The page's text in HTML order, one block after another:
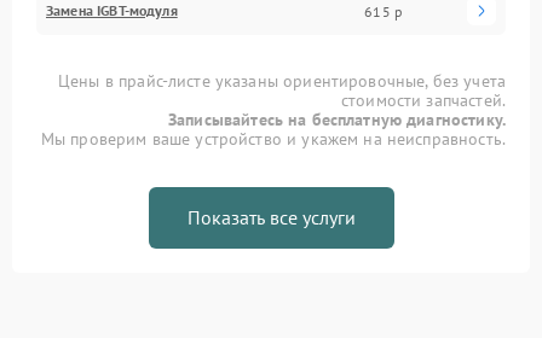
Замена IGBT-модуля 615 р
Цены в прайс-листе указаны ориентировочные, без учета
стоимости запчастей.
Записывайтесь на бесплатную диагностику.
Мы проверим ваше устройство и укажем на неисправность.
Показать все услуги